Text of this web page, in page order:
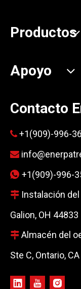
Productos
Apoyo
Contacto
 +1(909)-996-

 +1(909)-996-
 Instalación del
Galion, OH 44833
 Almacén del
Ste C, Ontario,